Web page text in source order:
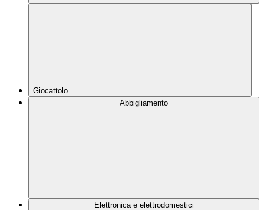
Giocattolo
Abbigliamento
Elettronica e elettrodomestici